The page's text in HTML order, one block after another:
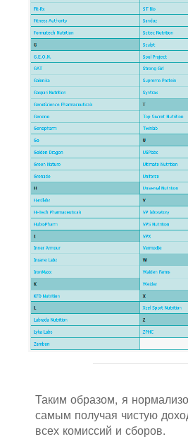
Таким образом, я
самым получая чистую
всех комиссий и сборов.